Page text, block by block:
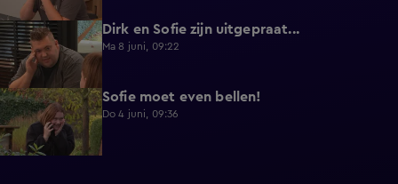
0:26 Dirk en Sofie zijn uitgepraat...
Ma 8 juni, 09:22
1:13 Sofie moet even bellen!
Do 4 juni, 09:36